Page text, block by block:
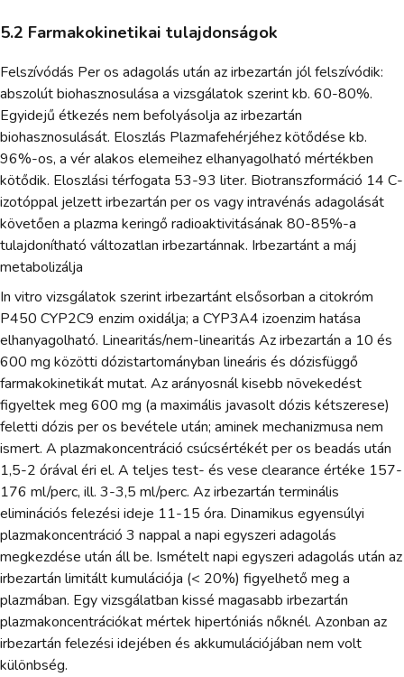
5.2 Farmakokinetikai tulajdonságok
Felszívódás Per os adagolás után az irbezartán jól felszívódik:
abszolút biohasznosulása a vizsgálatok szerint kb. 60-80%.
Egyidejű étkezés nem befolyásolja az irbezartán
biohasznosulását. Eloszlás Plazmafehérjéhez kötődése kb.
96%-os, a vér alakos elemeihez elhanyagolható mértékben
kötődik. Eloszlási térfogata 53-93 liter. Biotranszformáció 14 C-
izotóppal jelzett irbezartán per os vagy intravénás adagolását
követően a plazma keringő radioaktivitásának 80-85%-a
tulajdonítható változatlan irbezartánnak. Irbezartánt a máj
metabolizálja
In vitro vizsgálatok szerint irbezartánt elsősorban a citokróm
P450 CYP2C9 enzim oxidálja; a CYP3A4 izoenzim hatása
elhanyagolható. Linearitás/nem-linearitás Az irbezartán a 10 és
600 mg közötti dózistartományban lineáris és dózisfüggő
farmakokinetikát mutat. Az arányosnál kisebb növekedést
figyeltek meg 600 mg (a maximális javasolt dózis kétszerese)
feletti dózis per os bevétele után; aminek mechanizmusa nem
ismert. A plazmakoncentráció csúcsértékét per os beadás után
1,5-2 órával éri el. A teljes test- és vese clearance értéke 157-
176 ml/perc, ill. 3-3,5 ml/perc. Az irbezartán terminális
eliminációs felezési ideje 11-15 óra. Dinamikus egyensúlyi
plazmakoncentráció 3 nappal a napi egyszeri adagolás
megkezdése után áll be. Ismételt napi egyszeri adagolás után az
irbezartán limitált kumulációja (< 20%) figyelhető meg a
plazmában. Egy vizsgálatban kissé magasabb irbezartán
plazmakoncentrációkat mértek hipertóniás nőknél. Azonban az
irbezartán felezési idejében és akkumulációjában nem volt
különbség.